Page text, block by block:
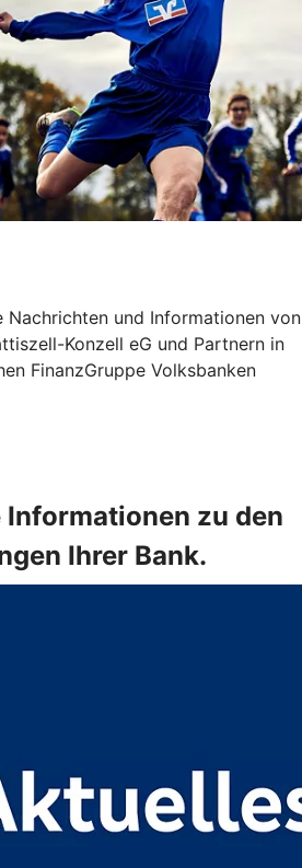
Nachrichten und Informationen von
Konzell eG und Partnern in
FinanzGruppe Volksbanken
Informationen zu den
Ihrer Bank.